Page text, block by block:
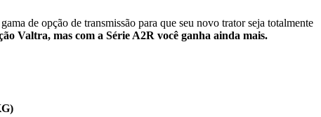
de opção de transmissão para que seu novo trator seja totalmente
Valtra, mas com a Série A2R você ganha ainda mais.